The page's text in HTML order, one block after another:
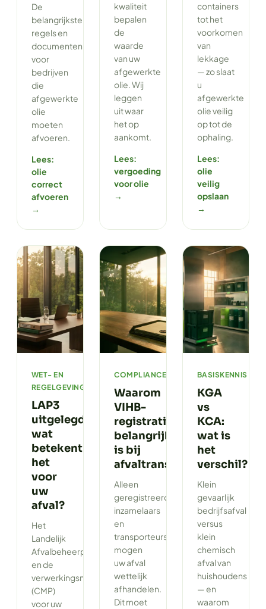
De
belangrijkste
regels en
documenten
voor
bedrijven
die
afgewerkte
olie
moeten
afvoeren.
Lees:
olie
correct
afvoeren
→
kwaliteit
bepalen
de
waarde
van uw
afgewerkte
olie. Wij
leggen
uit waar
het op
aankomt.
Lees:
vergoeding
voor olie
→
containers
tot het
voorkomen
van
lekkage
— zo slaat
u
afgewerkte
olie veilig
op tot de
ophaling.
Lees:
olie
veilig
opslaan
→
WET- EN
REGELGEVING
LAP3
uitgelegd:
wat
betekent
het
voor
uw
afval?
Het
Landelijk
Afvalbeheerplan
en de
verwerkingsnormen
(CMP)
voor uw
COMPLIANCE
Waarom
VIHB-
registratie
belangrijk
is bij
afvaltransport
Alleen
geregistreerde
inzamelaars
en
transporteurs
mogen
uw afval
wettelijk
afhandelen.
Dit moet
BASISKENNIS
KGA
vs
KCA:
wat is
het
verschil?
Klein
gevaarlijk
bedrijfsafval
versus
klein
chemisch
afval van
huishoudens
— en
waarom